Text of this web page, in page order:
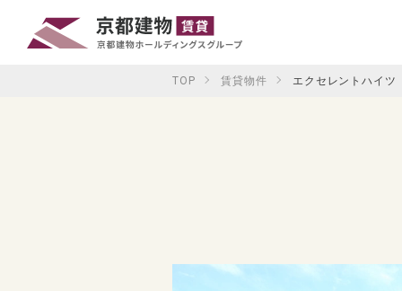
TOP 賃貸物件 エクセレントハイツ